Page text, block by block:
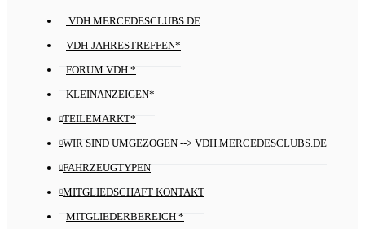
VDH.MERCEDESCLUBS.DE
VDH-JAHRESTREFFEN*
FORUM VDH *
KLEINANZEIGEN*
TEILEMARKT*
WIR SIND UMGEZOGEN --> VDH.MERCEDESCLUBS.DE
FAHRZEUGTYPEN
MITGLIEDSCHAFT KONTAKT
MITGLIEDERBEREICH *